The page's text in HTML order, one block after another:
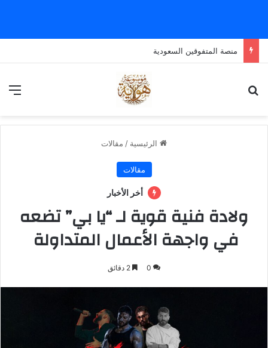
منصة المتفوقين السعودية
الرئيسية / مقالات
مقالات
أخر الأخبار
ولادة فنية قوية لـ “يا بي” تضعه
في واجهة الأعمال المتداولة
0